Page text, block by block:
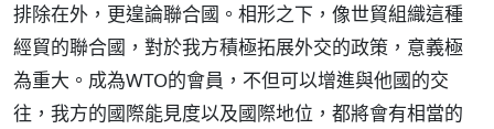
排除在外，更遑論聯合國。相形之下，像世貿組織這種
經貿的聯合國，對於我方積極拓展外交的政策，意義極
為重大。成為WTO的會員，不但可以增進與他國的交
往，我方的國際能見度以及國際地位，都將會有相當的